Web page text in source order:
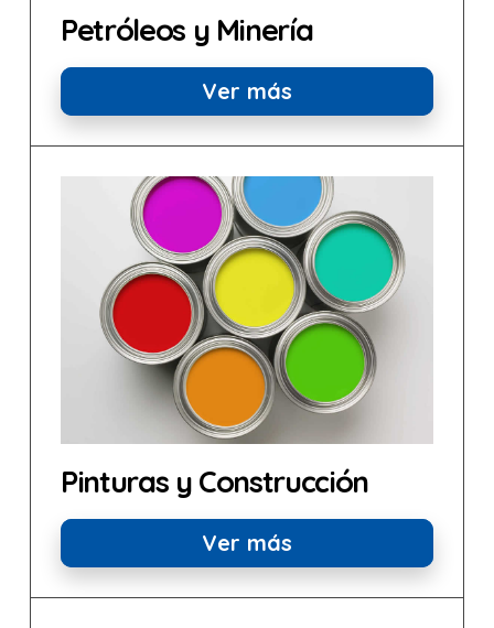
Petróleos y Minería
Ver más
Pinturas y Construcción
Ver más